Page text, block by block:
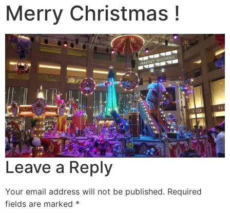
Merry Christmas !
Leave a Reply
Your email address will not be published. Required
fields are marked *